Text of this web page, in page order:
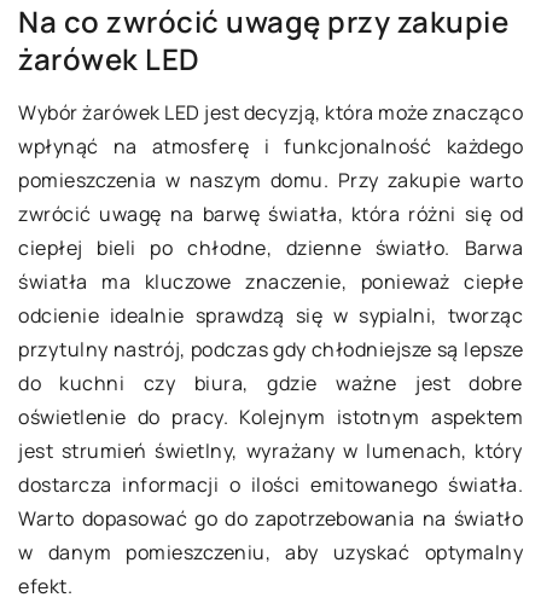
Na co zwrócić uwagę przy zakupie
żarówek LED
Wybór żarówek LED jest decyzją, która może znacząco
wpłynąć na atmosferę i funkcjonalność każdego
pomieszczenia w naszym domu. Przy zakupie warto
zwrócić uwagę na barwę światła, która różni się od
ciepłej bieli po chłodne, dzienne światło. Barwa
światła ma kluczowe znaczenie, ponieważ ciepłe
odcienie idealnie sprawdzą się w sypialni, tworząc
przytulny nastrój, podczas gdy chłodniejsze są lepsze
do kuchni czy biura, gdzie ważne jest dobre
oświetlenie do pracy. Kolejnym istotnym aspektem
jest strumień świetlny, wyrażany w lumenach, który
dostarcza informacji o ilości emitowanego światła.
Warto dopasować go do zapotrzebowania na światło
w danym pomieszczeniu, aby uzyskać optymalny
efekt.